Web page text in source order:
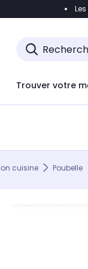
Accéder
Trouver votre
cuisine Poubelle